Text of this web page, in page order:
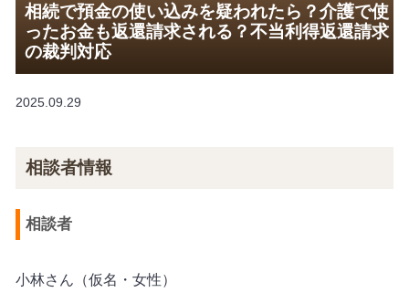
相続で預金の使い込みを疑われたら？介護で使
ったお金も返還請求される？不当利得返還請求
の裁判対応
2025.09.29
相談者情報
相談者
小林さん（仮名・女性）